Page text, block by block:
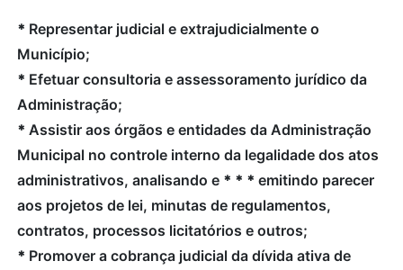
* Representar judicial e extrajudicialmente o
Município;
* Efetuar consultoria e assessoramento jurídico da
Administração;
* Assistir aos órgãos e entidades da Administração
Municipal no controle interno da legalidade dos atos
administrativos, analisando e * * * emitindo parecer
aos projetos de lei, minutas de regulamentos,
contratos, processos licitatórios e outros;
* Promover a cobrança judicial da dívida ativa de